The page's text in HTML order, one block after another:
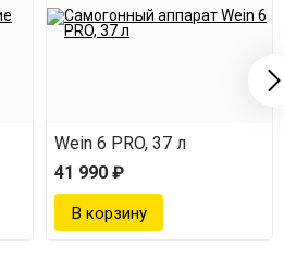
Wein 6 PRO, 37 л
41 990 ₽